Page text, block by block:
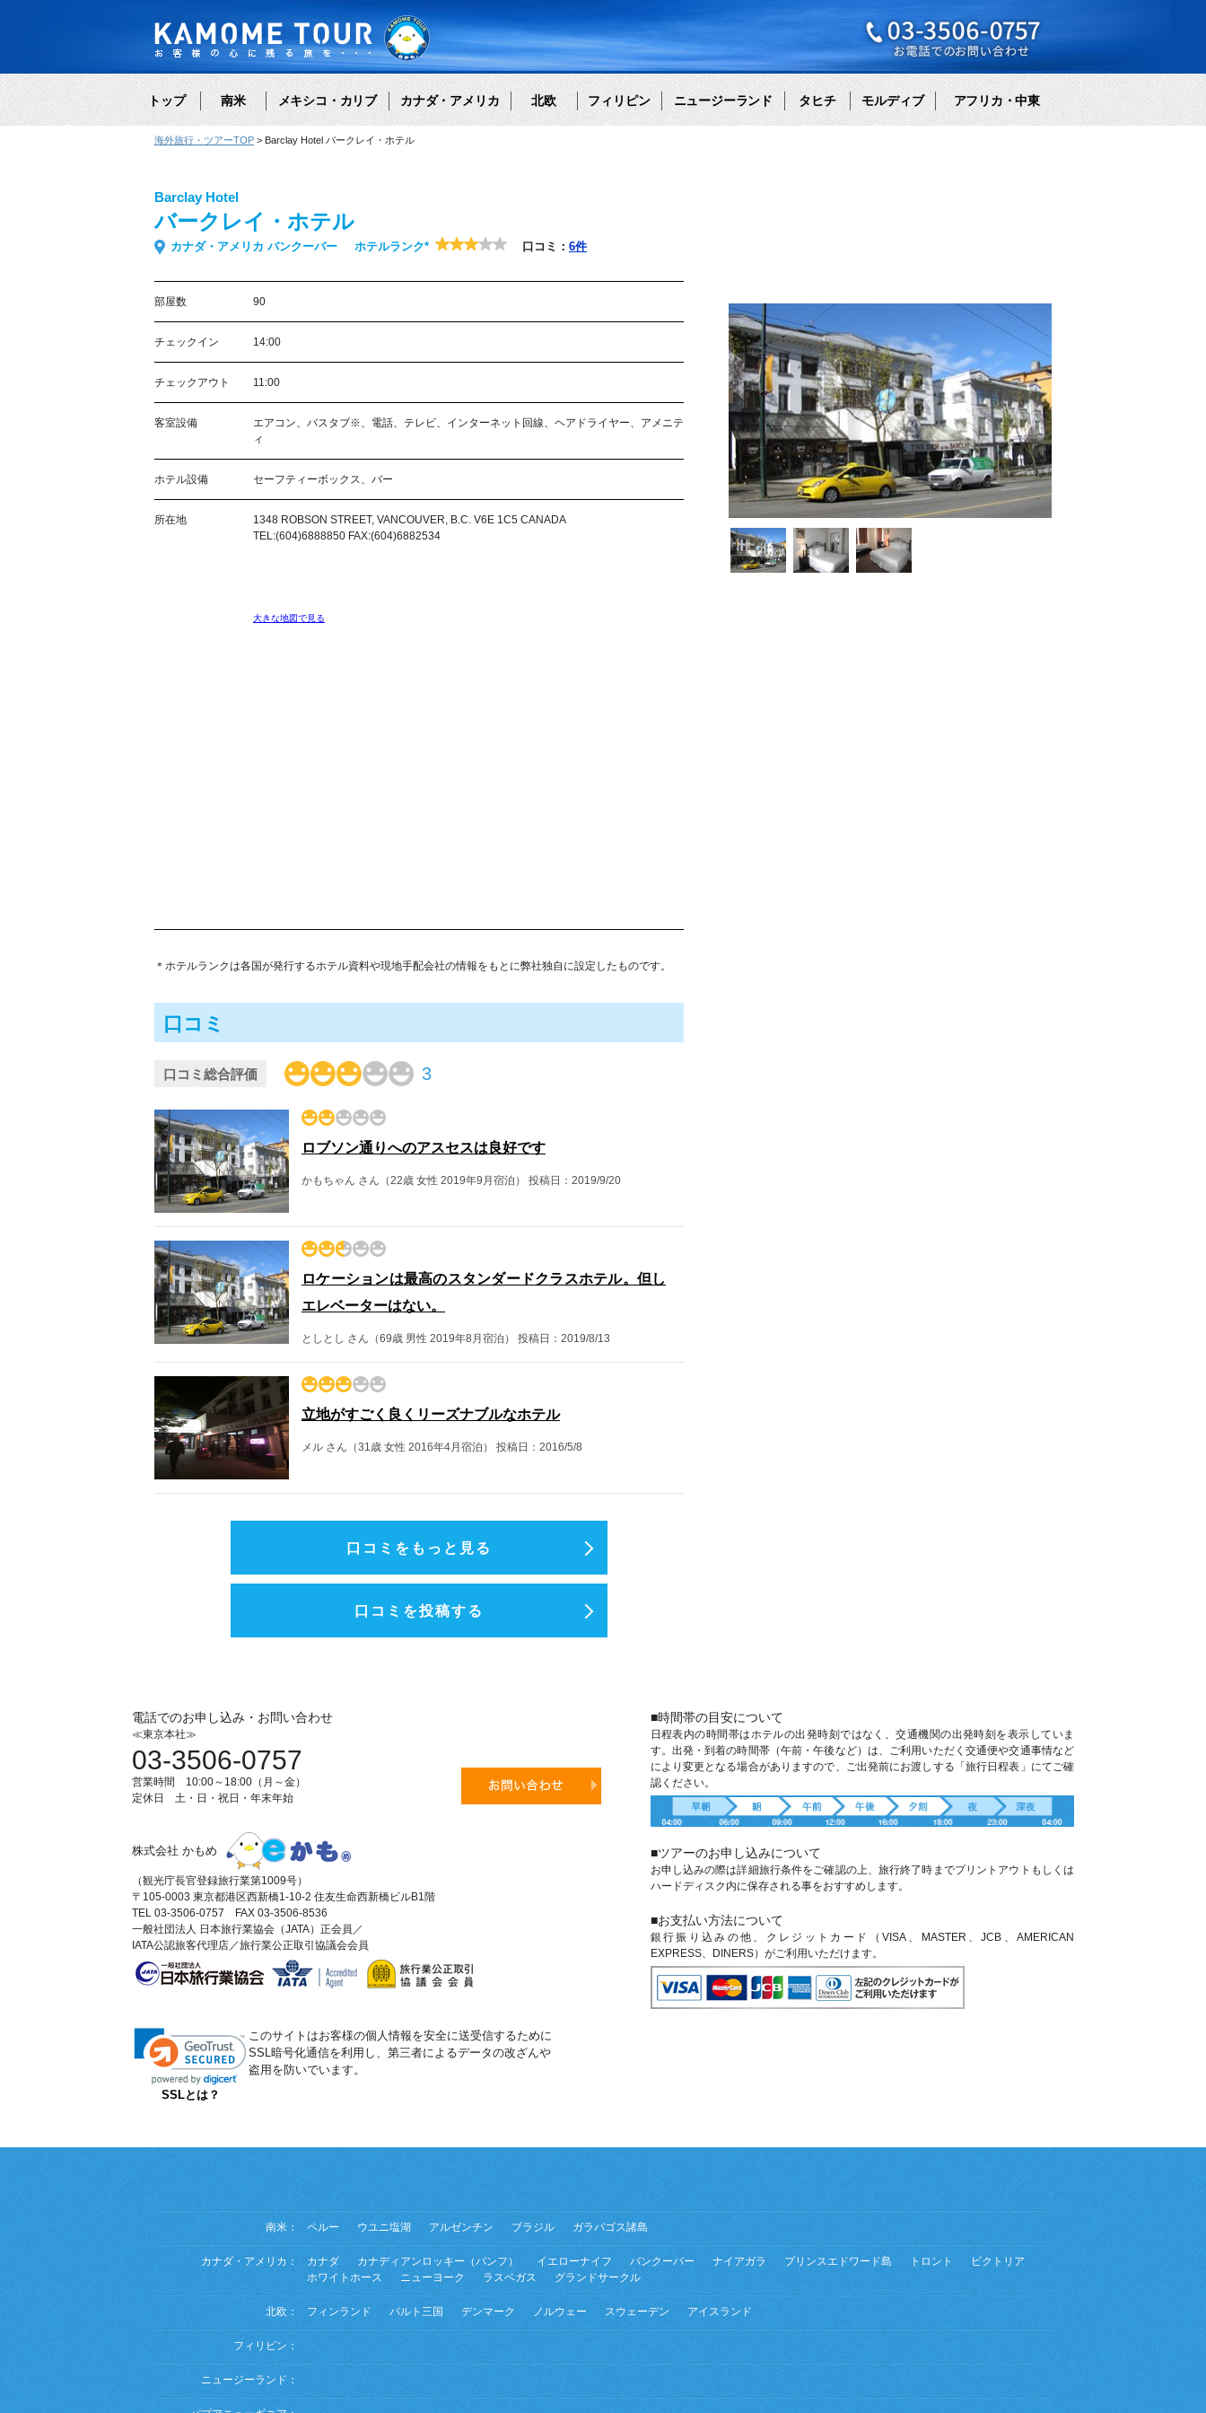
トップ 南米 メキシコ・カリブ カナダ・アメリカ 北欧 フィリピン ニュージーランド タヒチ モルディブ アフリカ・中東
海外旅行・ツアーTOP Barclay Hotel バークレイ・ホテル
Barclay Hotel
バークレイ・ホテル
カナダ・アメリカ バンクーバー ホテルランク* 口コミ： 6件
部屋数 90
チェックイン 14:00
チェックアウト 11:00
客室設備
エアコン、バスタブ※、電話、テレビ、インターネット回線、ヘアドライヤー、アメニテ
ィ
ホテル設備 セーフティーボックス、バー
所在地
1348 ROBSON STREET, VANCOUVER, B.C. V6E 1C5 CANADA
TEL:(604)6888850 FAX:(604)6882534
大きな地図で見る
＊ホテルランクは各国が発行するホテル資料や現地手配会社の情報をもとに弊社独自に設定したものです。
口コミ
口コミ総合評価 3
ロブソン通りへのアスセスは良好です
かもちゃん さん（22歳 女性 2019年9月宿泊） 投稿日：2019/9/20
ロケーションは最高のスタンダードクラスホテル。但し
エレベーターはない。
としとし さん（69歳 男性 2019年8月宿泊） 投稿日：2019/8/13
立地がすごく良くリーズナブルなホテル
メル さん（31歳 女性 2016年4月宿泊） 投稿日：2016/5/8
口コミをもっと見る
口コミを投稿する
電話でのお申し込み・お問い合わせ
≪東京本社≫
03-3506-0757
営業時間 10:00～18:00（月～金）
定休日 土・日・祝日・年末年始
株式会社 かもめ
（観光庁長官登録旅行業第1009号）
〒105-0003 東京都港区西新橋1-10-2 住友生命西新橋ビルB1階
TEL 03-3506-0757 FAX 03-3506-8536
一般社団法人 日本旅行業協会（JATA）正会員／
IATA公認旅客代理店／旅行業公正取引協議会会員
■時間帯の目安について
日程表内の時間帯はホテルの出発時刻ではなく、交通機関の出発時刻を表示していま
す。出発・到着の時間帯（午前・午後など）は、ご利用いただく交通便や交通事情など
により変更となる場合がありますので、ご出発前にお渡しする「旅行日程表」にてご確
認ください。
■ツアーのお申し込みについて
お申し込みの際は詳細旅行条件をご確認の上、旅行終了時までプリントアウトもしくは
ハードディスク内に保存される事をおすすめします。
■お支払い方法について
銀行振り込みの他、クレジットカード（VISA、MASTER、JCB、AMERICAN
EXPRESS、DINERS）がご利用いただけます。
SSLとは？
このサイトはお客様の個人情報を安全に送受信するために
SSL暗号化通信を利用し、第三者によるデータの改ざんや
盗用を防いでいます。
南米： ペルー ウユニ塩湖 アルゼンチン ブラジル ガラパゴス諸島
カナダ・アメリカ： カナダ カナディアンロッキー（バンフ） イエローナイフ バンクーバー ナイアガラ プリンスエドワード島 トロント
ビクトリア
ホワイトホース
ニューヨーク ラスベガス グランドサークル
北欧： フィンランド バルト三国 デンマーク ノルウェー スウェーデン アイスランド
フィリピン：
ニュージーランド：